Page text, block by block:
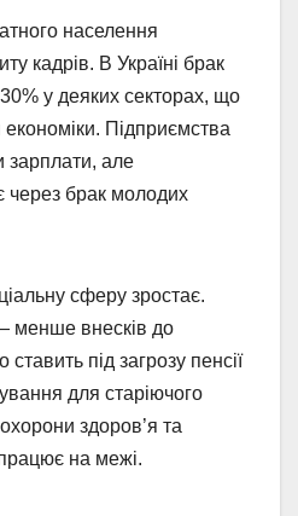
населення
кадрів. В Україні брак
30% у деяких секторах, що
Підприємства
зарплати, але
через брак молодих
сферу зростає.
менше внесків до
під загрозу пенсії
для старіючого
здоров’я та
на межі.